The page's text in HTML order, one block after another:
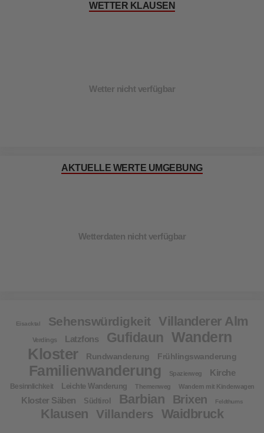
WETTER KLAUSEN
Wetter nicht verfügbar
AKTUELLE WERTE UMGEBUNG
Wetterdaten nicht verfügbar
Eisacktal Sehenswürdigkeit Villanderer Alm
Verdings Latzfons Gufidaun Wandern
Kloster Rundwanderung Frühlingswanderung
Familienwanderung Spazierweg Kirche
Besinnlichkeit Leichte Wanderung Themenweg Wandern mit Kinderwagen
Kloster Säben Südtirol Barbian Brixen Feldthurns
Klausen Villanders Waidbruck